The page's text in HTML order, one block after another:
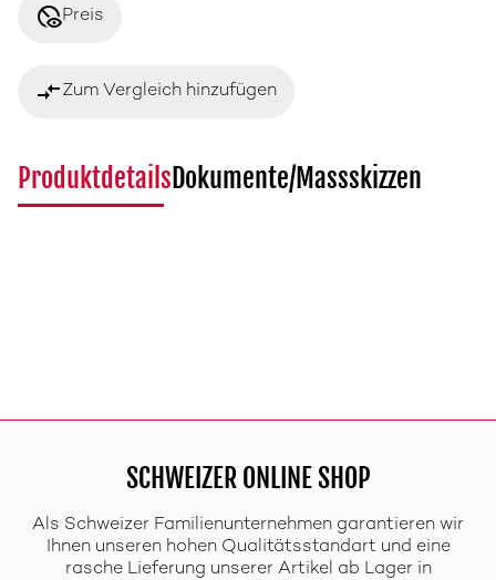
disabled_visiblePreis
compare_arrowsZum Vergleich hinzufügen
ProduktdetailsDokumente/Massskizzen
SCHWEIZER ONLINE SHOP
Als Schweizer Familienunternehmen garantieren wir
Ihnen unseren hohen Qualitätsstandart und eine
rasche Lieferung unserer Artikel ab Lager in